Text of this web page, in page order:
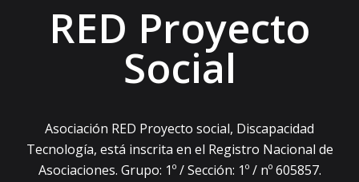
RED Proyecto
Social
Asociación RED Proyecto social, Discapacidad
Tecnología, está inscrita en el Registro Nacional de
Asociaciones. Grupo: 1º / Sección: 1º / nº 605857.